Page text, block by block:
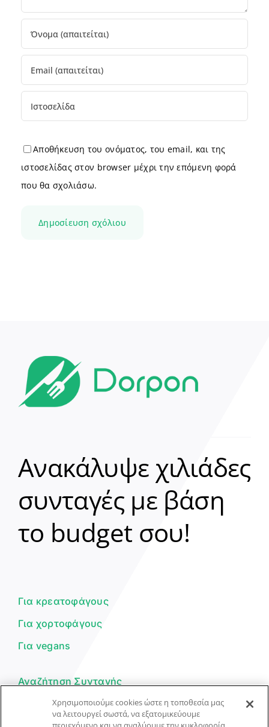
Αποθήκευση του ονόματος, του email, και της
ιστοσελίδας στον browser μέχρι την επόμενη φορά
που θα σχολιάσω.
Ανακάλυψε χιλιάδες
συνταγές με βάση
το budget σου!
Για κρεατοφάγους
Για χορτοφάγους
Για vegans
Αναζήτηση Συνταγής
Υποβολή Συνταγής
Χρησιμοποιούμε cookies ώστε η τοποθεσία μας
να λειτουργεί σωστά, να εξατομικεύουμε